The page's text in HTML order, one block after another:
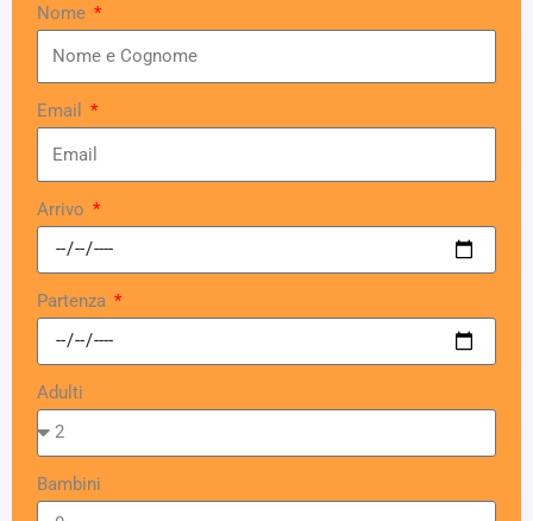
Nome
Email
Arrivo
Partenza
Adulti
Bambini